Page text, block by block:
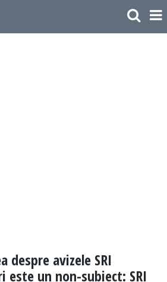
despre avizele SRI
un non-subiect: SRI